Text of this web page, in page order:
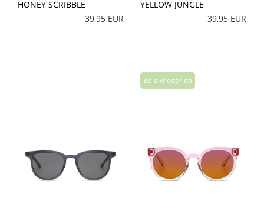
HONEY SCRIBBLE
39,95 EUR
YELLOW JUNGLE
39,95 EUR